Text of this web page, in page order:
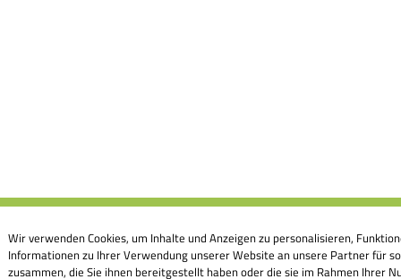
Wir verwenden Cookies, um Inhalte und Anzeigen zu personalisieren,
Informationen zu Ihrer Verwendung unserer Website an unsere Partner für
zusammen, die Sie ihnen bereitgestellt haben oder die sie im Rahmen Ihrer